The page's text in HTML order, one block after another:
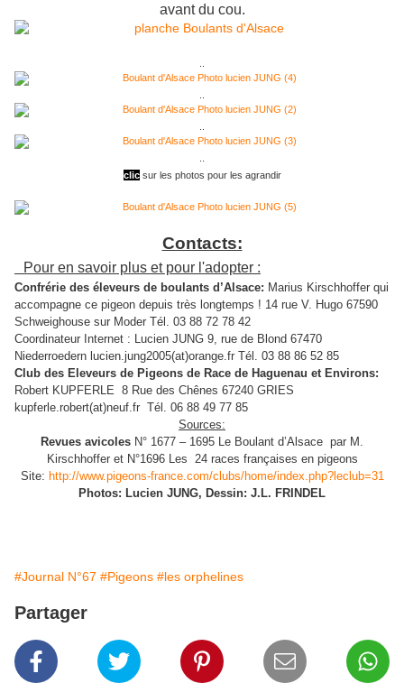
avant du cou.
clicsur les photos pour les agrandir
Contacts:
Pour en savoir plus et pour l'adopter :
Confrérie des éleveurs de boulants d’Alsace: Marius Kirschhoffer qui
accompagne ce pigeon depuis très longtemps ! 14 rue V. Hugo 67590
Schweighouse sur Moder Tél. 03 88 72 78 42
Coordinateur Internet : Lucien JUNG 9, rue de Blond 67470
Niederroedern lucien.jung2005(at)orange.fr Tél. 03 88 86 52 85
Club des Eleveurs de Pigeons de Race de Haguenau et Environs:
Robert KUPFERLE 8 Rue des Chênes 67240 GRIES
kupferle.robert(at)neuf.fr Tél. 06 88 49 77 85
Sources:
Revues avicoles N° 1677 – 1695 Le Boulant d’Alsace par M.
Kirschhoffer et N°1696 Les 24 races françaises en pigeons
Site: http://www.pigeons-france.com/clubs/home/index.php?leclub=31
Photos: Lucien JUNG, Dessin: J.L. FRINDEL
#Journal N°67 #Pigeons #les orphelines
Partager